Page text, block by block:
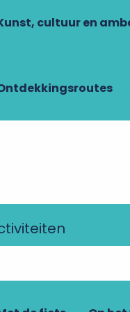
cultuur en
Tours